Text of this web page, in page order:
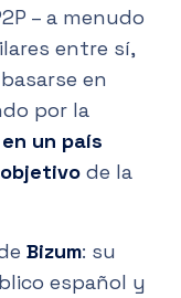
– a menudo
entre sí,
en
por la
en un país
de la
Bizum: su
español y